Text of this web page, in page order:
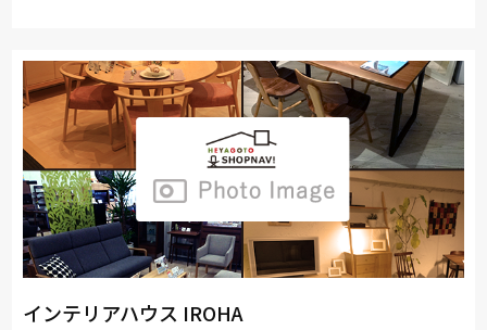
インテリアハウス IROHA